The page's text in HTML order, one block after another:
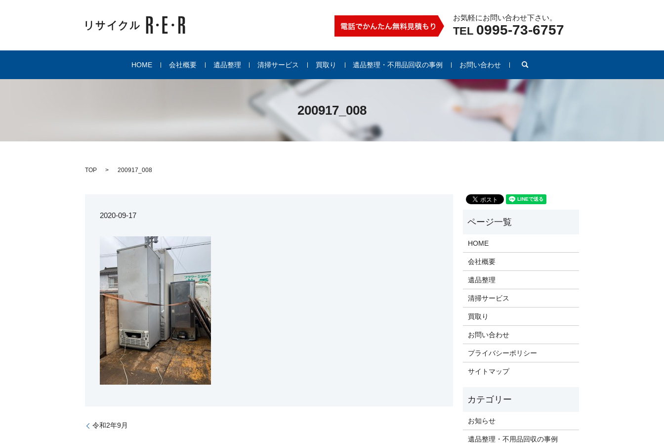
お気軽にお問い合わせ下さい。
TEL 0995-73-6757
HOME 会社概要 遺品整理 清掃サービス 買取り 遺品整理・不用品回収の事例 お問い合わせ
200917_008
TOP 200917_008
2020-09-17
令和2年9月
HOME
会社概要
遺品整理
清掃サービス
買取り
お問い合わせ
プライバシーポリシー
サイトマップ
お知らせ
遺品整理・不用品回収の事例